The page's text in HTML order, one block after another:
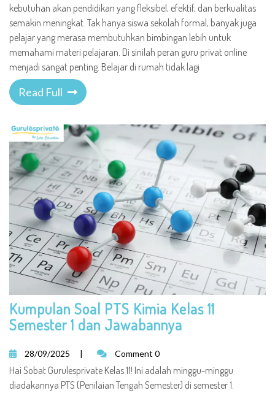
kebutuhan akan pendidikan yang fleksibel, efektif, dan berkualitas
semakin meningkat. Tak hanya siswa sekolah formal, banyak juga
pelajar yang merasa membutuhkan bimbingan lebih untuk
memahami materi pelajaran. Di sinilah peran guru privat online
menjadi sangat penting. Belajar di rumah tidak lagi
Read Full
Kumpulan Soal PTS Kimia Kelas 11
Semester 1 dan Jawabannya
28/09/2025 | Comment 0
Hai Sobat Gurulesprivate Kelas 11! Ini adalah minggu-minggu
diadakannya PTS (Penilaian Tengah Semester) di semester 1.